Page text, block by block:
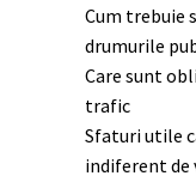
Cum trebuie
drumurile
Care sunt
trafic
Sfaturi utile
indiferent de